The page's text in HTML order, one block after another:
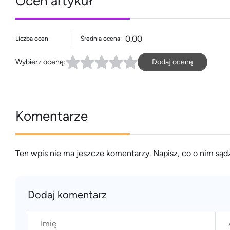
Liczba ocen: Średnia ocena: 0.00
Wybierz ocenę: Dodaj ocenę
Komentarze
Ten wpis nie ma jeszcze komentarzy. Napisz, co o nim
Dodaj komentarz